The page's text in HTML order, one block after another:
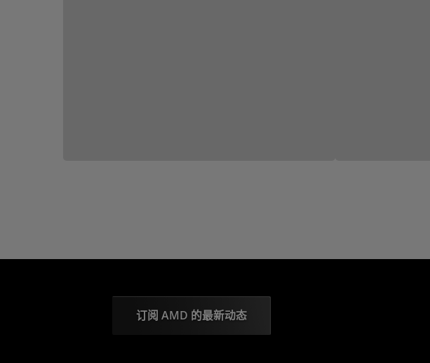
订阅 AMD 的最新动态